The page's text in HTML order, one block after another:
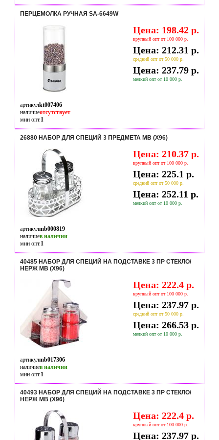
ПЕРЦЕМОЛКА РУЧНАЯ SA-6649W
Цена: 198.42 р.
крупный опт от 100 000 р.
Цена: 212.31 р.
средний опт от 50 000 р.
Цена: 237.79 р.
мелкий опт от 10 000 р.
артикулkt007406
наличиеотсутствует
мин опт.1
26880 НАБОР ДЛЯ СПЕЦИЙ 3 ПРЕДМЕТА MB (Х96)
Цена: 210.37 р.
крупный опт от 100 000 р.
Цена: 225.1 р.
средний опт от 50 000 р.
Цена: 252.11 р.
мелкий опт от 10 000 р.
артикулmb000819
наличиев наличии
мин опт.1
40485 НАБОР ДЛЯ СПЕЦИЙ НА ПОДСТАВКЕ 3 ПР СТЕКЛО/
НЕРЖ MB (Х96)
Цена: 222.4 р.
крупный опт от 100 000 р.
Цена: 237.97 р.
средний опт от 50 000 р.
Цена: 266.53 р.
мелкий опт от 10 000 р.
артикулmb017306
наличиев наличии
мин опт.1
40493 НАБОР ДЛЯ СПЕЦИЙ НА ПОДСТАВКЕ 3 ПР СТЕКЛО/
НЕРЖ MB (Х96)
Цена: 222.4 р.
крупный опт от 100 000 р.
Цена: 237.97 р.